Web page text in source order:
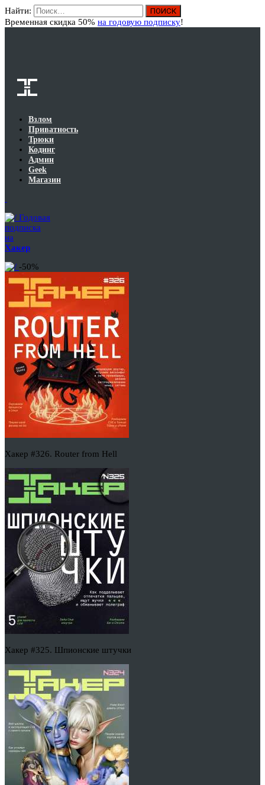
Найти:
Временная скидка 50% на годовую подписку!
Взлом
Приватность
Трюки
Кодинг
Админ
Geek
Магазин
Годовая
подписка
на
Хакер
-50%
Хакер #326. Router from Hell
Хакер #325. Шпионские штучки